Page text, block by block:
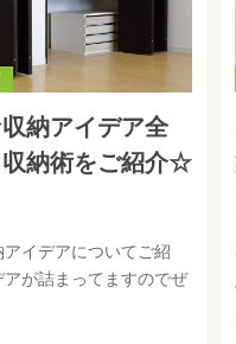
納アイデア全
納術をご紹介☆
イデアについてご紹
が詰まってますのでぜ